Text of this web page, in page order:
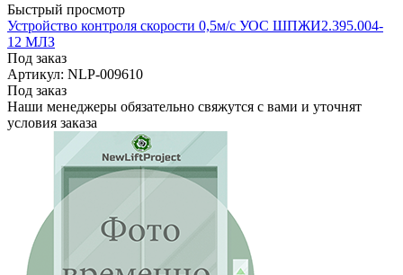
Быстрый просмотр
Устройство контроля скорости 0,5м/с УОС ШПЖИ2.395.004-
12 МЛЗ
Под заказ
Артикул: NLP-009610
Под заказ
Наши менеджеры обязательно свяжутся с вами и уточнят
условия заказа